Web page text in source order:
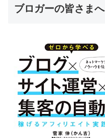
ブロガーの皆さまへ